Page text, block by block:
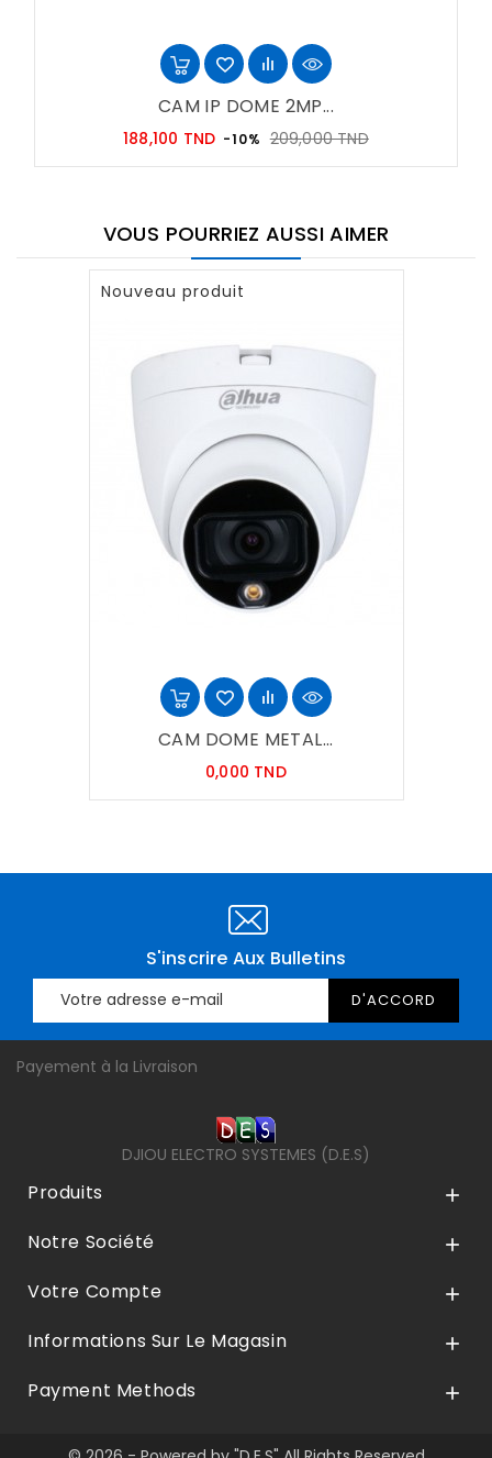
CAM IP DOME 2MP...
188,100 TND Prix
-10% 209,000 TNDPrix
VOUS POURRIEZ AUSSI AIMER
Nouveau produit
CAM DOME METAL...
0,000 TNDPrix
S'inscrire Aux Bulletins
Payement à la Livraison
DJIOU ELECTRO SYSTEMES (D.E.S)
Produits 
Notre Société 
Votre Compte 
Informations Sur Le Magasin 
Payment Methods 